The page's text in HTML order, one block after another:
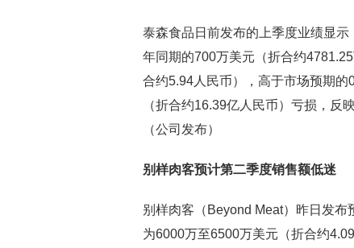
泰森食品日前发布的上季度业绩显
年同期的700万美元（折合约
合约5.94人民币），高于市场预期
（折合约16.39亿人民币）亏损，反
（公司发布）
别样肉客预计第二季度销售额低迷
别样肉客（Beyond Meat）昨日发
为6000万至6500万美元（折合约